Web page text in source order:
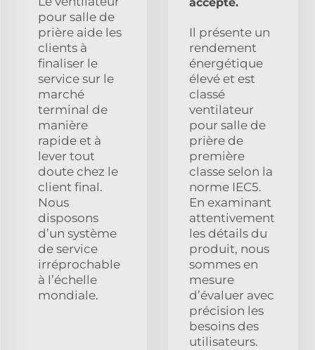
pour salle de
prière aide les
clients à
finaliser le
service sur le
marché
terminal de
manière
rapide et à
lever tout
doute chez le
client final.
Nous
disposons
d’un système
de service
irréprochable
à l’échelle
mondiale.
accepté.
Il présente un
rendement
énergétique
élevé et est
classé
ventilateur
pour salle de
prière de
première
classe selon la
norme IEC5.
En examinant
attentivement
les détails du
produit, nous
sommes en
mesure
d’évaluer avec
précision les
besoins des
utilisateurs.